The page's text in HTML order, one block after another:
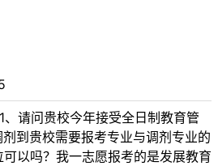
、请问贵校今年接受全日制教育管
到贵校需要报考专业与调剂专业的
以吗？我一志愿报考的是发展教育